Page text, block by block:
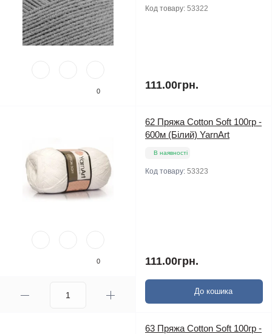
0
Код товару: 53322
111.00грн.
0
62 Пряжа Cotton Soft 100гр -
600м (Білий) YarnArt
В наявності
Код товару: 53323
111.00грн.
До кошика
63 Пряжа Cotton Soft 100гр -